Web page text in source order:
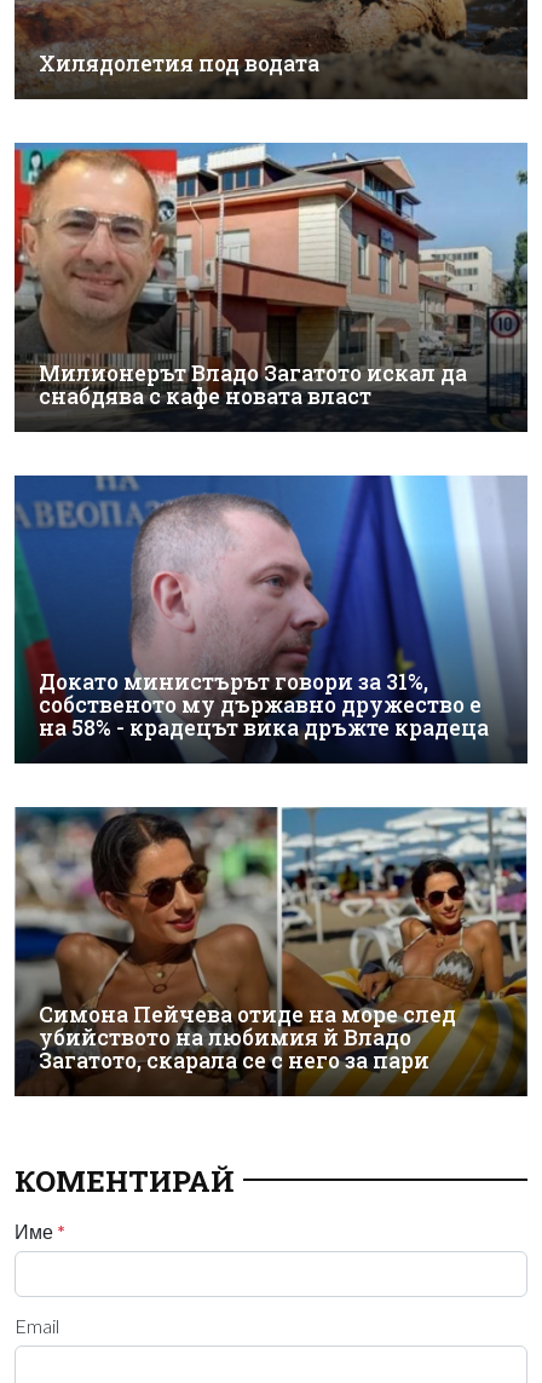
Хилядолетия под водата
Милионерът Владо Загатото искал да
снабдява с кафе новата власт
Докато министърът говори за 31%,
собственото му държавно дружество е
на 58% - крадецът вика дръжте крадеца
Симона Пейчева отиде на море след
убийството на любимия й Владо
Загатото, скарала се с него за пари
КОМЕНТИРАЙ
Име *
Email